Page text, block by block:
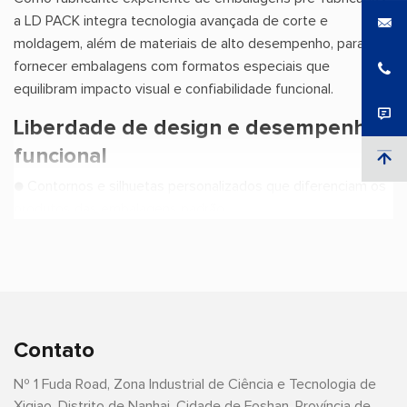
a LD PACK integra tecnologia avançada de corte e
moldagem, além de materiais de alto desempenho, para
fornecer embalagens com formatos especiais que
equilibram impacto visual e confiabilidade funcional.
Liberdade de design e desempenho
funcional
● Contornos e silhuetas personalizados que diferenciam os
formatos não convencionais
Vantagens da marca e do mercado
Contato
Nº 1 Fuda Road, Zona Industrial de Ciência e Tecnologia de